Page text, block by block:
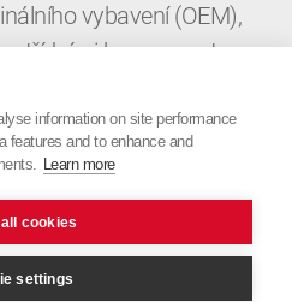
vybavení (OEM),
komponenty a
až po aftermarket,
přesnost s
information on site performance
features and to enhance and
Learn more
cookies
settings